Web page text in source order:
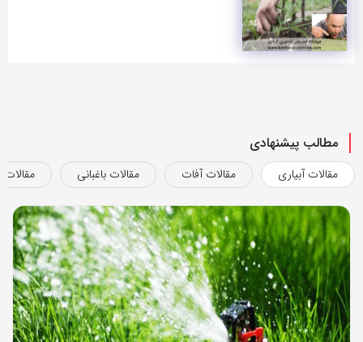
مطالب پیشنهادی
مقالات آبیاری مقالات آفات مقالات باغبانی مقالات